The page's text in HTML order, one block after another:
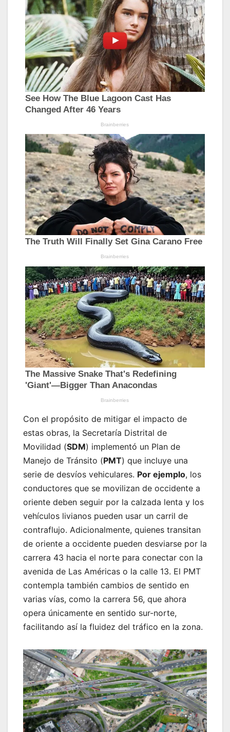
Con el propósito de mitigar el impacto de
estas obras, la Secretaría Distrital de
Movilidad (SDM) implementó un Plan de
Manejo de Tránsito (PMT) que incluye una
serie de desvíos vehiculares. Por ejemplo, los
conductores que se movilizan de occidente a
oriente deben seguir por la calzada lenta y los
vehículos livianos pueden usar un carril de
contraflujo. Adicionalmente, quienes transitan
de oriente a occidente pueden desviarse por la
carrera 43 hacia el norte para conectar con la
avenida de Las Américas o la calle 13. El PMT
contempla también cambios de sentido en
varias vías, como la carrera 56, que ahora
opera únicamente en sentido sur-norte,
facilitando así la fluidez del tráfico en la zona.